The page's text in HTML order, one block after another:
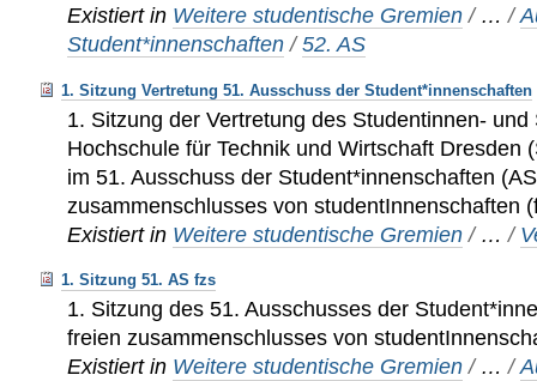
Existiert in Weitere studentische Gremien / …/
Student*innenschaften /52. AS
1. Sitzung Vertretung 51. Ausschuss der Student*innenschaften
1. Sitzung der Vertretung des Studentinnen-
Hochschule für Technik und Wirtschaft Dresden
im 51. Ausschuss der Student*innenschaften
zusammenschlusses von studentInnenschaften
Existiert in Weitere studentische Gremien / …/
1. Sitzung 51. AS fzs
1. Sitzung des 51. Ausschusses der
freien zusammenschlusses von
Existiert in Weitere studentische Gremien / …/